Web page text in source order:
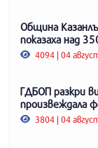
Община
показаха над
4094 | 04
ГДБОП разкри
произвеждала
3804 | 04